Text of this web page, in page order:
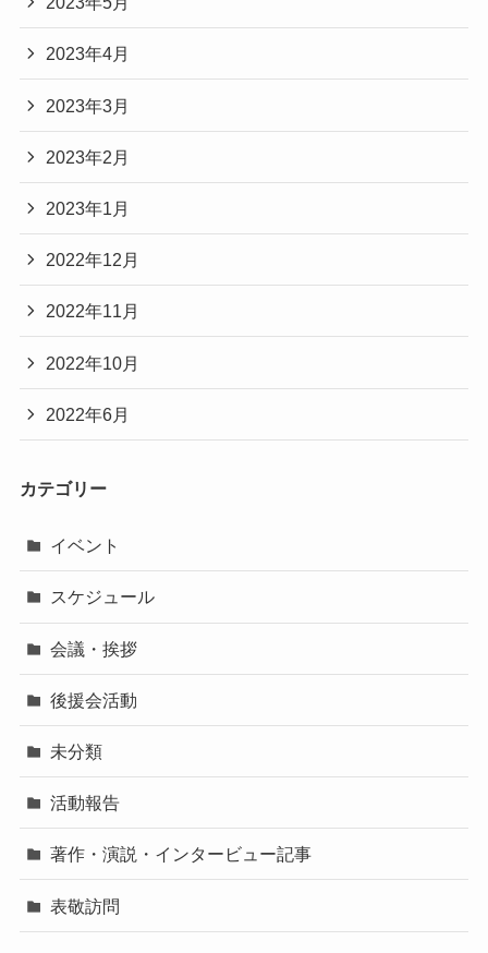
2023年4月
2023年3月
2023年2月
2023年1月
2022年12月
2022年11月
2022年10月
2022年6月
カテゴリー
イベント
スケジュール
会議・挨拶
後援会活動
未分類
活動報告
著作・演説・インタービュー記事
表敬訪問